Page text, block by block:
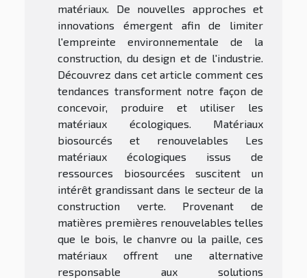
matériaux. De nouvelles approches et
innovations émergent afin de limiter
l'empreinte environnementale de la
construction, du design et de l'industrie.
Découvrez dans cet article comment ces
tendances transforment notre façon de
concevoir, produire et utiliser les
matériaux écologiques. Matériaux
biosourcés et renouvelables Les
matériaux écologiques issus de
ressources biosourcées suscitent un
intérêt grandissant dans le secteur de la
construction verte. Provenant de
matières premières renouvelables telles
que le bois, le chanvre ou la paille, ces
matériaux offrent une alternative
responsable aux solutions